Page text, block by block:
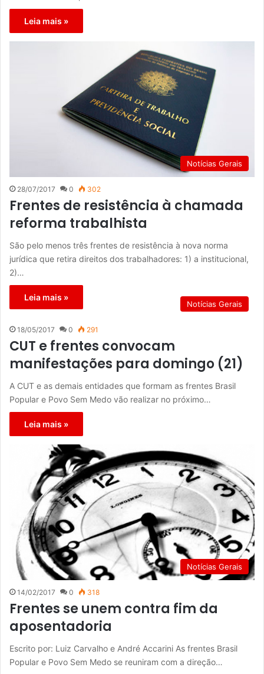
Leia mais »
Notícias Gerais
28/07/2017 0 302
Frentes de resistência à chamada
reforma trabalhista
São pelo menos três frentes de resistência à nova norma
jurídica que retira direitos dos trabalhadores: 1) a institucional,
2)…
Leia mais »
Notícias Gerais
18/05/2017 0 291
CUT e frentes convocam
manifestações para domingo (21)
A CUT e as demais entidades que formam as frentes Brasil
Popular e Povo Sem Medo vão realizar no próximo…
Leia mais »
Notícias Gerais
14/02/2017 0 318
Frentes se unem contra fim da
aposentadoria
Escrito por: Luiz Carvalho e André Accarini As frentes Brasil
Popular e Povo Sem Medo se reuniram com a direção…